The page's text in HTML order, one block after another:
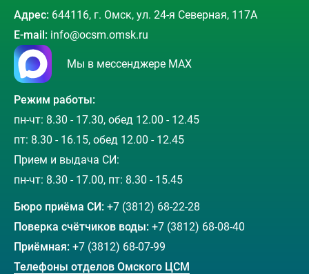
Адрес: 644116, г. Омск, ул. 24-я Северная, 117А
E-mail: info@ocsm.omsk.ru
Мы в мессенджере MAX
Режим работы:
пн-чт: 8.30 - 17.30, обед 12.00 - 12.45
пт: 8.30 - 16.15, обед 12.00 - 12.45
Прием и выдача СИ:
пн-чт: 8.30 - 17.00, пт: 8.30 - 15.45
Бюро приёма СИ: +7 (3812) 68-22-28
Поверка счётчиков воды: +7 (3812) 68-08-40
Приёмная: +7 (3812) 68-07-99
Телефоны отделов Омского ЦСМ